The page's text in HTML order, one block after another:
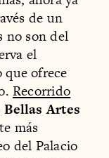
de un
no son del
el
ofrece
Recorrido
Artes
más
del Palacio